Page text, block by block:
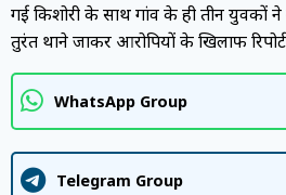
गई किशोरी के साथ गांव के ही तीन युवकों
तुरंत थाने जाकर आरोपियों के खिलाफ
WhatsApp Group
Telegram Group